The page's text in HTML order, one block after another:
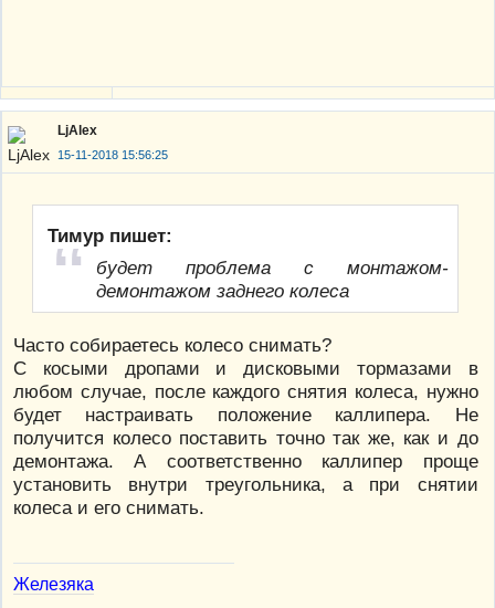
LjAlex
15-11-2018 15:56:25
Тимур пишет:
будет проблема с монтажом-
демонтажом заднего колеса
Часто собираетесь колесо снимать?
С косыми дропами и дисковыми тормазами в
любом случае, после каждого снятия колеса, нужно
будет настраивать положение каллипера. Не
получится колесо поставить точно так же, как и до
демонтажа. А соответственно каллипер проще
установить внутри треугольника, а при снятии
колеса и его снимать.
Железяка